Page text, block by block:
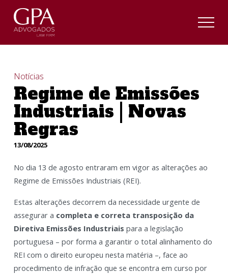
Notícias
Regime de Emissões
Industriais | Novas
Regras
13/08/2025
No dia 13 de agosto entraram em vigor as alterações ao
Regime de Emissões Industriais (REI).
Estas alterações decorrem da necessidade urgente de
assegurar a completa e correta transposição da
Diretiva Emissões Industriais para a legislação
portuguesa – por forma a garantir o total alinhamento do
REI com o direito europeu nesta matéria –, face ao
procedimento de infração que se encontra em curso por